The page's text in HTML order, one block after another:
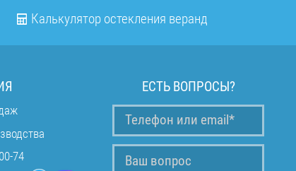
Калькулятор остекления веранд
74
ЕСТЬ ВОПРОСЫ?